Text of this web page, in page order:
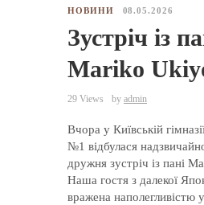
НОВИНИ 08.05.2026
Зустріч із
Mariko
29 Views by admin
Вчора у Київській
№1 відбулася
дружня зустріч із пані
Наша гостя з далекої
вражена наполегливістю